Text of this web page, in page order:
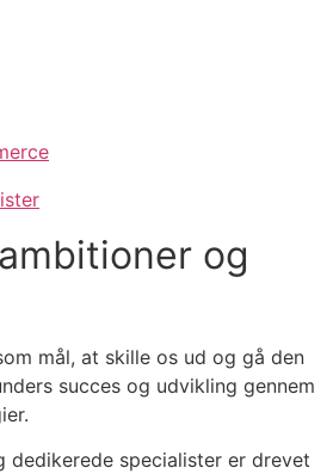
og
mål, at skille os ud og gå den
succes og udvikling gennem
dedikerede specialister er drevet